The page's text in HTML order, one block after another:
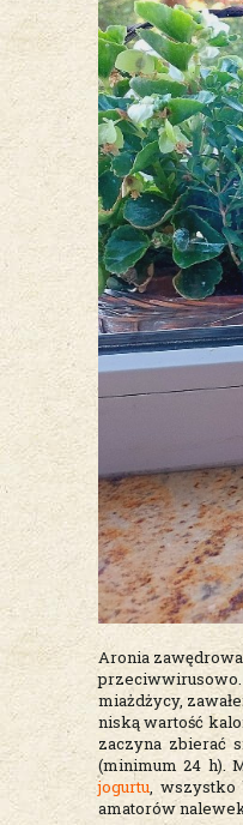
Aronia
miażdżycy,
niską wartość
zaczyna zbierać
(minimum 24 h).
jogurtu, wszystko
amatorów